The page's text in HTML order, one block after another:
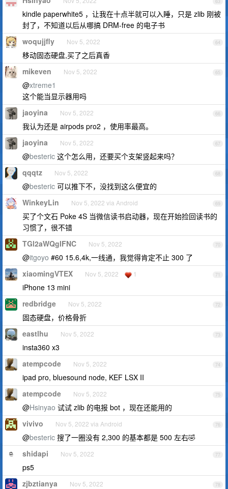
kindle paperwhite5 ，让我在十点半就可以入睡，只是 zlib 刚被
封了，不知道以后从哪搞 DRM-free 的电子书
64
woqujjfly Nov 5, 2022
移动固态硬盘,买了之后真香
65
mikeven Nov 5, 2022
@xtreme1
这个能当显示器用吗
66
jaoyina Nov 5, 2022
我认为还是 airpods pro2 ，使用率最高。
67
jaoyina Nov 5, 2022
@besteric 这个怎么用，还要买个支架竖起来吗？
68
qqqtz Nov 5, 2022
@besteric 可以推下不，没找到这么便宜的
69
WinkeyLin Nov 5, 2022 via Android
买了个文石 Poke 4S 当微信读书启动器，现在开始捡回读书的
习惯了，很不错
70
TGl2aWQgIFNC Nov 5, 2022
@itgoyo #60 15.6,4k,一线通，我觉得肯定不止 300 了
71
xiaomingVTEX Nov 5, 2022 1
iPhone 13 mini
72
redbridge Nov 5, 2022
固态硬盘，价格骨折
73
eastlhu Nov 5, 2022
insta360 x3
74
atempcode Nov 5, 2022
ipad pro, bluesound node, KEF LSX II
75
atempcode Nov 5, 2022
@Hsinyao 试试 zlib 的电报 bot ，现在还能用的
76
vivivo Nov 5, 2022 via Android
@besteric 搜了一圈没有 2,300 的基本都是 500 左右🤣
77
shidapi Nov 5, 2022
ps5
78
zjbztianya Nov 5, 2022